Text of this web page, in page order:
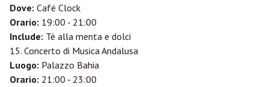
Dove: Café Clock
Orario: 19:00 - 21:00
Include: Tè alla menta e dolci
15. Concerto di Musica Andalusa
Luogo: Palazzo Bahia
Orario: 21:00 - 23:00